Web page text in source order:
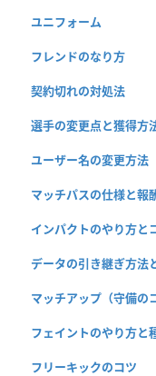
ユニフォーム
フレンドのなり方
契約切れの対処法
選手の変更点と獲得方
ユーザー名の変更方法
マッチパスの仕様と報
インパクトのやり方と
データの引き継ぎ方法
マッチアップ（守備の
フェイントのやり方と
フリーキックのコツ